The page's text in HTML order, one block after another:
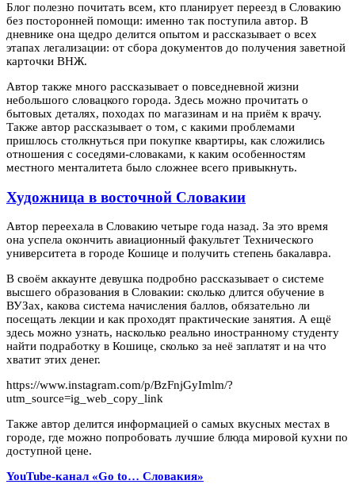
Блог полезно почитать всем, кто планирует переезд в Словакию
без посторонней помощи: именно так поступила автор. В
дневнике она щедро делится опытом и рассказывает о всех
этапах легализации: от сбора документов до получения заветной
карточки ВНЖ.
Автор также много рассказывает о повседневной жизни
небольшого словацкого города. Здесь можно прочитать о
бытовых деталях, походах по магазинам и на приём к врачу.
Также автор рассказывает о том, с какими проблемами
пришлось столкнуться при покупке квартиры, как сложились
отношения с соседями-словаками, к каким особенностям
местного менталитета было сложнее всего привыкнуть.
Художница в восточной Словакии
Автор переехала в Словакию четыре года назад. За это время
она успела окончить авиационный факультет Технического
университета в городе Кошице и получить степень бакалавра.
В своём аккаунте девушка подробно рассказывает о системе
высшего образования в Словакии: сколько длится обучение в
ВУЗах, какова система начисления баллов, обязательно ли
посещать лекции и как проходят практические занятия. А ещё
здесь можно узнать, насколько реально иностранному студенту
найти подработку в Кошице, сколько за неё заплатят и на что
хватит этих денег.
https://www.instagram.com/p/BzFnjGyImlm/?
utm_source=ig_web_copy_link
Также автор делится информацией о самых вкусных местах в
городе, где можно попробовать лучшие блюда мировой кухни по
доступной цене.
YouTube-канал «Go to… Словакия»